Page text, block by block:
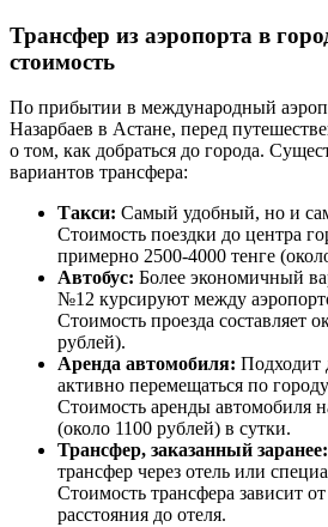
Трансфер из аэропорта в
стоимость
По прибытии в международный
Назарбаев в Астане, перед
о том, как добраться до города.
вариантов трансфера:
Такси: Самый удобный, но и
Стоимость поездки до центра
примерно 2500-4000 тенге
Автобус: Более экономичный
№12 курсируют между
Стоимость проезда составляет
рублей).
Аренда автомобиля: Подходит
активно перемещаться по
Стоимость аренды автомобиля
(около 1100 рублей) в сутки.
Трансфер, заказанный заранее:
трансфер через отель или
Стоимость трансфера зависит
расстояния до отеля.